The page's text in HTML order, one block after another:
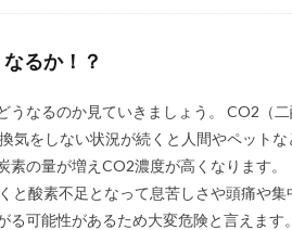
るか！？
うなるのか見ていきましょう。 CO2（二
気をしない状況が続くと人間やペットな
素の量が増えCO2濃度が高くなります。
と酸素不足となって息苦しさや頭痛や集
る可能性があるため大変危険と言えます。